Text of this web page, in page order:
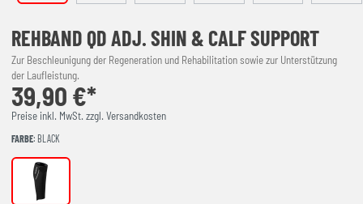
REHBAND QD ADJ. SHIN & CALF SUPPORT
Zur Beschleunigung der Regeneration und Rehabilitation sowie zur Unterstützung
der Laufleistung.
39,90 €*
Preise inkl. MwSt. zzgl. Versandkosten
FARBE: BLACK
Black